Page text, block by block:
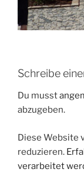
Schreibe
Du musst
abzugeben.
Diese Website
reduzieren.
verarbeitet